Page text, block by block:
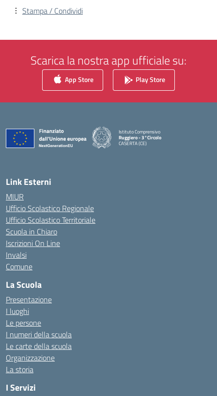
Stampa / Condividi
Scarica la nostra app ufficiale su:
App Store Play Store
Istituto Comprensivo
Ruggiero - 3°Circolo
CASERTA (CE)
Link Esterni
MIUR
Ufficio Scolastico Regionale
Ufficio Scolastico Territoriale
Scuola in Chiaro
Iscrizioni On Line
Invalsi
Comune
La Scuola
Presentazione
I luoghi
Le persone
I numeri della scuola
Le carte della scuola
Organizzazione
La storia
I Servizi